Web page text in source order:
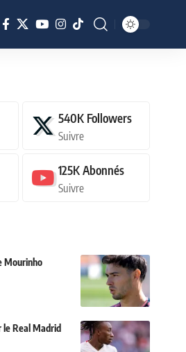
540K Followers
Suivre
125KAbonnés
Suivre
Mourinho
le Real Madrid